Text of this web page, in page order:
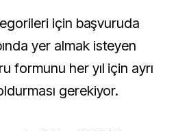
için başvuruda
yer almak isteyen
formunu her yıl için ayrı
gerekiyor.